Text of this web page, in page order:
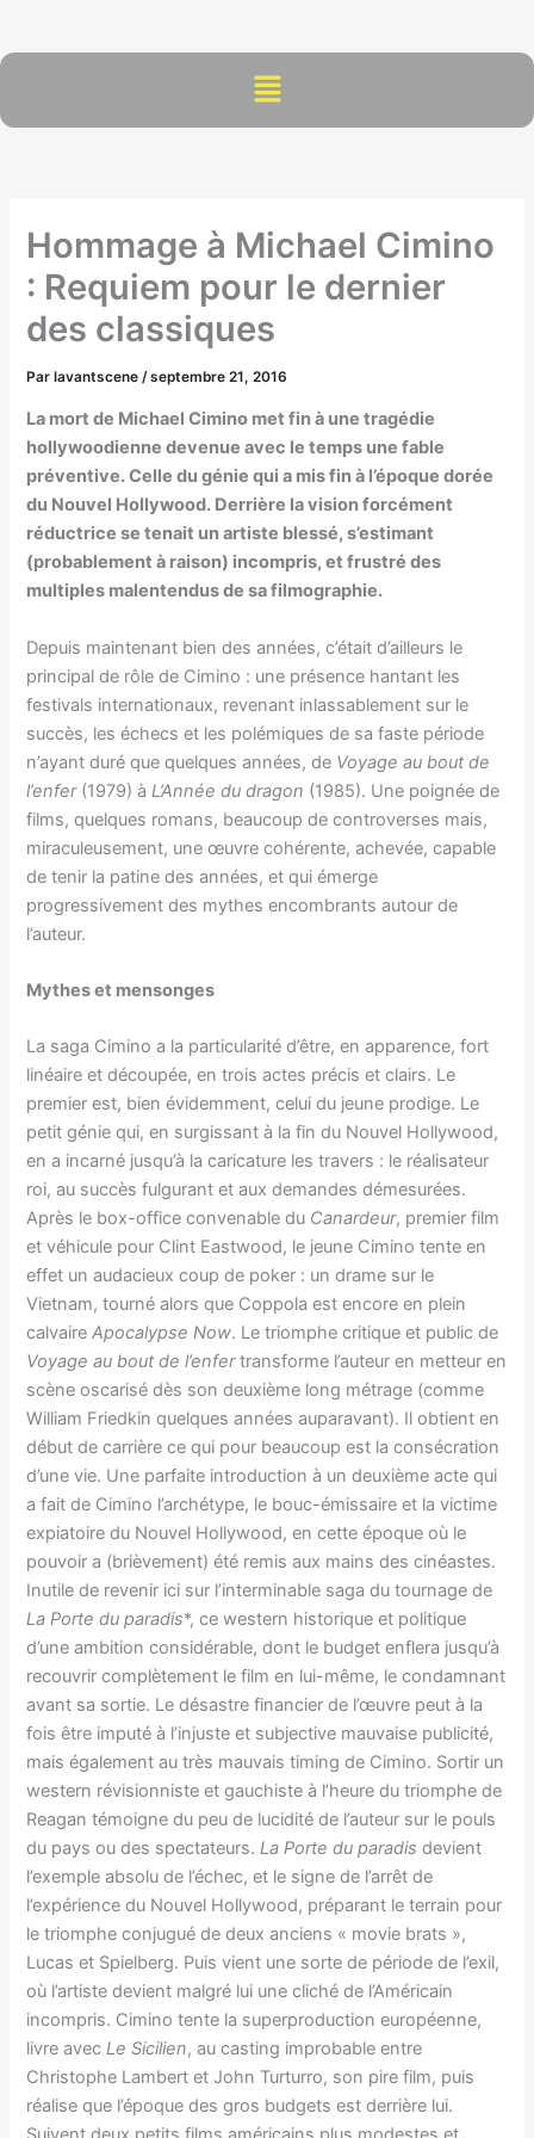
contenu
Menu
Hommage à Michael Cimino
: Requiem pour le dernier
des classiques
Parlavantscene /septembre 21, 2016
La mort de Michael Cimino met fin à une tragédie
hollywoodienne devenue avec le temps une fable
préventive. Celle du génie qui a mis fin à l’époque dorée
du Nouvel Hollywood. Derrière la vision forcément
réductrice se tenait un artiste blessé, s’estimant
(probablement à raison) incompris, et frustré des
multiples malentendus de sa filmographie.
Depuis maintenant bien des années, c’était d’ailleurs le
principal de rôle de Cimino : une présence hantant les
festivals internationaux, revenant inlassablement sur le
succès, les échecs et les polémiques de sa faste période
n’ayant duré que quelques années, de Voyage au bout de
l’enfer(1979) à L’Année du dragon (1985). Une poignée de
films, quelques romans, beaucoup de controverses mais,
miraculeusement, une œuvre cohérente, achevée, capable
de tenir la patine des années, et qui émerge
progressivement des mythes encombrants autour de
l’auteur.
Mythes et mensonges
La saga Cimino a la particularité d’être, en apparence, fort
linéaire et découpée, en trois actes précis et clairs. Le
premier est, bien évidemment, celui du jeune prodige. Le
petit génie qui, en surgissant à la fin du Nouvel Hollywood,
en a incarné jusqu’à la caricature les travers : le réalisateur
roi, au succès fulgurant et aux demandes démesurées.
Après le box-office convenable du Canardeur, premier film
et véhicule pour Clint Eastwood, le jeune Cimino tente en
effet un audacieux coup de poker : un drame sur le
Vietnam, tourné alors que Coppola est encore en plein
calvaireApocalypse Now. Le triomphe critique et public de
Voyage au bout de l’enfertransforme l’auteur en metteur en
scène oscarisé dès son deuxième long métrage (comme
William Friedkin quelques années auparavant). Il obtient en
début de carrière ce qui pour beaucoup est la consécration
d’une vie. Une parfaite introduction à un deuxième acte qui
a fait de Cimino l’archétype, le bouc-émissaire et la victime
expiatoire du Nouvel Hollywood, en cette époque où le
pouvoir a (brièvement) été remis aux mains des cinéastes.
Inutile de revenir ici sur l’interminable saga du tournage de
La Porte du paradis*, ce western historique et politique
d’une ambition considérable, dont le budget enflera jusqu’à
recouvrir complètement le film en lui-même, le condamnant
avant sa sortie. Le désastre financier de l’œuvre peut à la
fois être imputé à l’injuste et subjective mauvaise publicité,
mais également au très mauvais timing de Cimino. Sortir un
western révisionniste et gauchiste à l’heure du triomphe de
Reagan témoigne du peu de lucidité de l’auteur sur le pouls
du pays ou des spectateurs.La Porte du paradis devient
l’exemple absolu de l’échec, et le signe de l’arrêt de
l’expérience du Nouvel Hollywood, préparant le terrain pour
le triomphe conjugué de deux anciens « movie brats »,
Lucas et Spielberg. Puis vient une sorte de période de l’exil,
où l’artiste devient malgré lui une cliché de l’Américain
incompris. Cimino tente la superproduction européenne,
livre avecLe Sicilien, au casting improbable entre
Christophe Lambert et John Turturro, son pire film, puis
réalise que l’époque des gros budgets est derrière lui.